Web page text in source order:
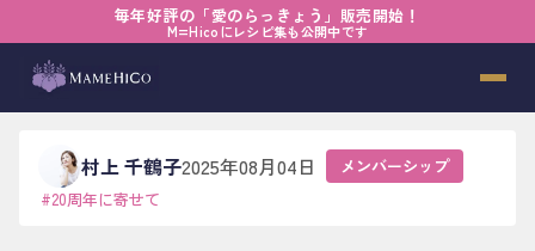
毎年好評の「愛のらっきょう」販売開始！
M=Hicoにレシピ集も公開中です
› メンバーシップ› 【20th】少しずつ居場所になるところ
【20th】少しずつ居場所になるところ
村上 千鶴子2025年08月04日
メンバーシップ
#20周年に寄せて